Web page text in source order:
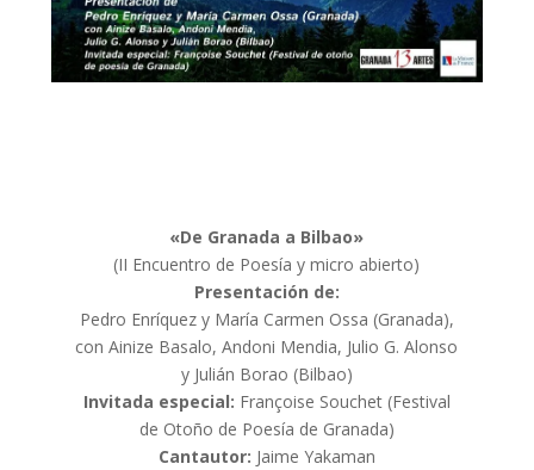
«De Granada a Bilbao»
(II Encuentro de Poesía y micro abierto)
Presentación de:
Pedro Enríquez y María Carmen Ossa (Granada),
con Ainize Basalo, Andoni Mendia, Julio G. Alonso
y Julián Borao (Bilbao)
Invitada especial: Françoise Souchet (Festival
de Otoño de Poesía de Granada)
Cantautor: Jaime Yakaman